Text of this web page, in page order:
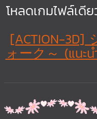
โหลดเกมไฟล์เดี
[ACTION-3D]
ォーク～ (แนะ